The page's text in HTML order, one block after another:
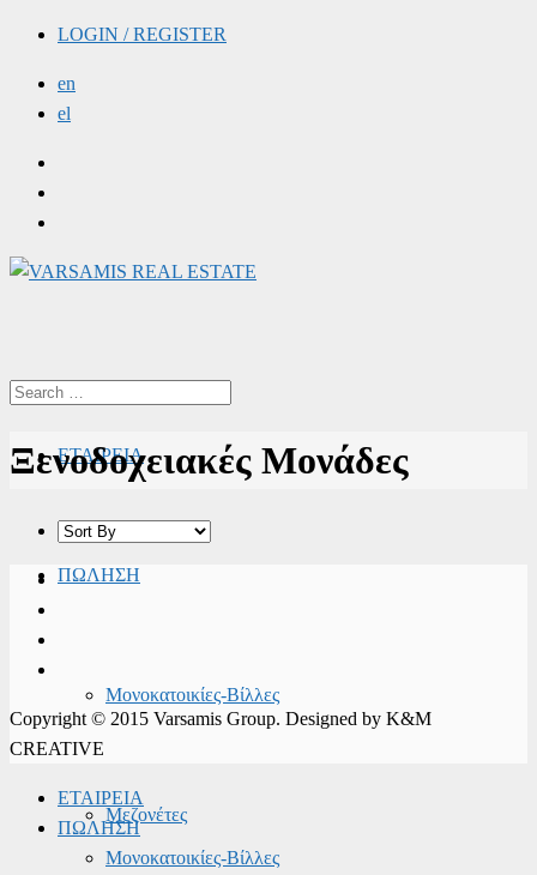
LOGIN / REGISTER
en
el
ΕΤΑΙΡΕΙΑ
ΠΩΛΗΣΗ
Μονοκατοικίες-Βίλλες
Μεζονέτες
Ξενοδοχειακές Μονάδες
Copyright © 2015 Varsamis Group. Designed by K&M
CREATIVE
ΕΤΑΙΡΕΙΑ
ΠΩΛΗΣΗ
Μονοκατοικίες-Βίλλες